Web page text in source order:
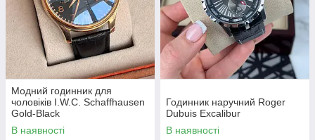
Модний годинник для
чоловіків I.W.C. Schaffhausen
Gold-Black
В наявності
Годинник наручний Roger
Dubuis Excalibur
В наявності